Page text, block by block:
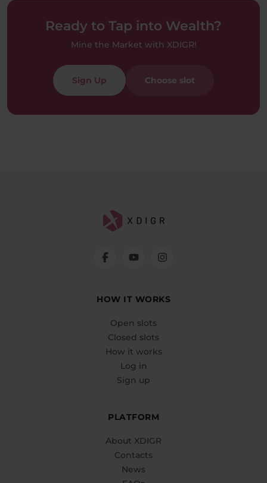
Ready to Tap into Wealth?
Mine the Market with XDIGR!
Sign Up Choose slot
HOW IT WORKS
Open slots
Closed slots
How it works
Log in
Sign up
PLATFORM
About XDIGR
Contacts
News